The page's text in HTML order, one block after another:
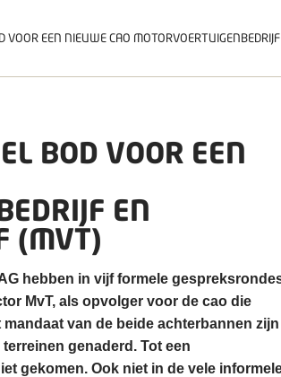
VOOR EEN NIEUWE CAO
BOD VOOR EEN
EN
(MVT)
hebben in vijf formele
MvT, als opvolger voor de cao die
van de beide achterbannen zijn
genaderd. Tot een
gekomen. Ook niet in de vele